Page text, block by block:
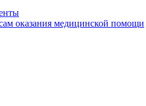
оказания медицинской помощи